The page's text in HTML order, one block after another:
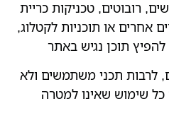
רובוטים, טכניקות כריית
אחרים או תוכניות לקטלוג,
תוכן נגיש באתר
לרבות תכני משתמשים ולא
שימוש שאינו למטרה